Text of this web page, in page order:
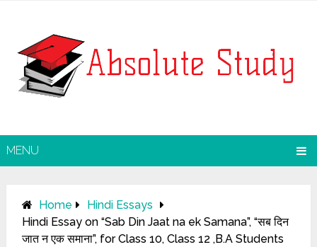
MENU
Home
Hindi Essays
Hindi Essay on “Sab Din Jaat na ek Samana”, “सब दिन
जात न एक समाना”, for Class 10, Class 12 ,B.A Students